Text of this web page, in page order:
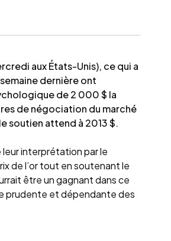
aux États-Unis), ce qui a
dernière ont
de 2 000 $ la
de négociation du marché
soutien attend à 2013 $.
interprétation par le
de l’or tout en soutenant le
être un gagnant dans ce
prudente et dépendante des